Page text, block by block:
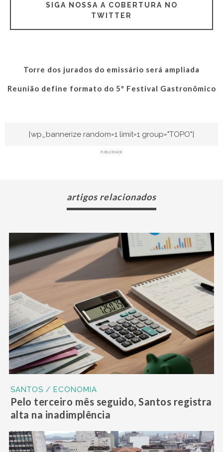
SIGA NOSSA A COBERTURA NO
TWITTER
Torre dos jurados do emissário será ampliada
Reunião define formato do 5º Festival Gastronômico
[wp_bannerize random=1 limit=1 group="TOPO"]
PUBLICIDADE
artigos relacionados
SANTOS / ECONOMIA
Pelo terceiro mês seguido, Santos registra
alta na inadimplência